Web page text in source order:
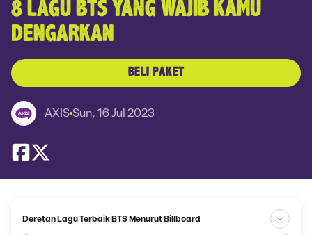
8 LAGU BTS YANG WAJIB KAMU
DENGARKAN
BELI PAKET
AXIS Sun, 16 Jul 2023
Deretan Lagu Terbaik BTS Menurut Billboard